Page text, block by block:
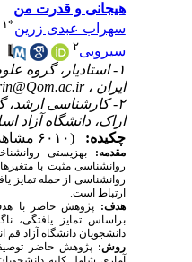
هیجانی و قدرت من
سهراب عبدی زرین
۱
سیرویی
۱- استادیار، گروه
ایران ،
۲- کارشناسی ارشد،
اراک، دانشگاه آزاد
چکیده:
مقدمه:بهزیستی
روانشناسی مثبت با
روانشناسی از جمله تمایز
ارتباط است.
هدف:پژوهش حاضر با هدف
براساس تمایز یافتگی،
دانشجویان دانشگاه آزاد قم
روش:پژوهش حاضر توصیفی